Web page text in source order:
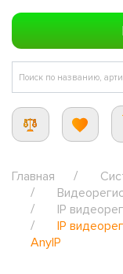
Главная
IP
IP
AnyIP